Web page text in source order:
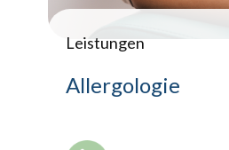
Leistungen
Allergologie